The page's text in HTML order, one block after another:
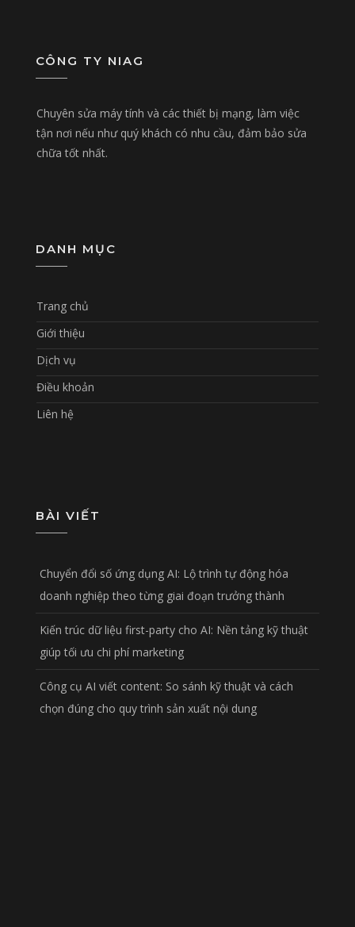
CÔNG TY NIAG
Chuyên sửa máy tính và các thiết bị mạng, làm việc
tận nơi nếu như quý khách có nhu cầu, đảm bảo sửa
chữa tốt nhất.
DANH MỤC
Trang chủ
Giới thiệu
Dịch vụ
Điều khoản
Liên hệ
BÀI VIẾT
Chuyển đổi số ứng dụng AI: Lộ trình tự động hóa
doanh nghiệp theo từng giai đoạn trưởng thành
Kiến trúc dữ liệu first-party cho AI: Nền tảng kỹ thuật
giúp tối ưu chi phí marketing
Công cụ AI viết content: So sánh kỹ thuật và cách
chọn đúng cho quy trình sản xuất nội dung